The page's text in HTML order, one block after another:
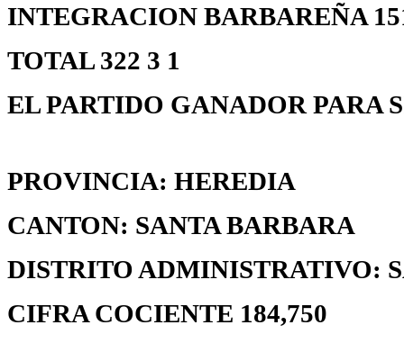
INTEGRACION BARBAREÑA
TOTAL 322 3 1
EL PARTIDO GANADOR PARA
PROVINCIA: HEREDIA
CANTON: SANTA BARBARA
DISTRITO ADMINISTRATIVO:
CIFRA COCIENTE 184,750